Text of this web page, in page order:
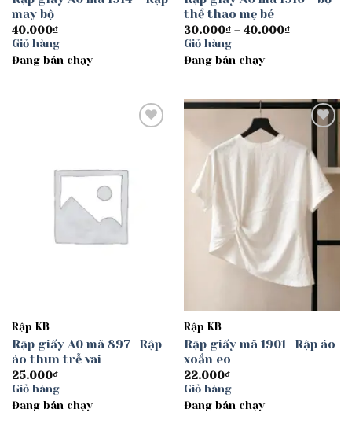
may bộ
40.000₫
Giỏ hàng
Đang bán chạy
thể thao mẹ bé
30.000₫ – 40.000₫Khoảng
Giỏ hàng
Đang bán chạy
Rập KB
Rập giấy A0 mã 897 -Rập
áo thun trễ vai
25.000₫
Giỏ hàng
Đang bán chạy
wishlist
Rập KB
Rập giấy mã 1901- Rập áo
xoắn eo
22.000₫
Giỏ hàng
Đang bán chạy